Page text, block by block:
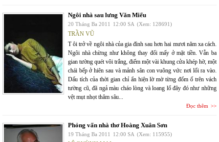
Ngôi nhà sau lưng Văn Miếu
20 Tháng Ba 2011 12:00 SA (Xem: 128691)
TRẦN VŨ
T ôi trở về ngôi nhà của gia đình sau hơn hai mươi năm xa cách.
Ngôi nhà chừng như không thay đổi mấy ở mặt tiền. Vẫn ba
gian tường quét vôi trắng, điểm một vài khung cửa khép hờ, một
chái bếp ở hiên sau và mảnh sân con vuông vức nơi lối ra vào.
Dấu tích của thời gian chỉ ẩn hiện lờ mờ từng đốm ố trên vách
tường cũ, đã ngả màu cháo lòng và loang lổ đây đó như những
vệt mụt nhọt thâm sâu...
Đọc thêm
Phỏng vấn nhà thơ Hoàng Xuân Sơn
19 Tháng Ba 2011 12:00 SA (Xem: 115955)